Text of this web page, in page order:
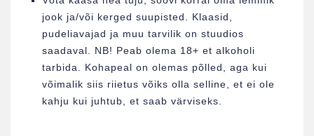
jook ja/või kerged suupisted. Klaasid,
pudeliavajad ja muu tarvilik on stuudios
saadaval. NB! Peab olema 18+ et alkoholi
tarbida. Kohapeal on olemas põlled, aga kui
võimalik siis riietus võiks olla selline, et ei ole
kahju kui juhtub, et saab värviseks.